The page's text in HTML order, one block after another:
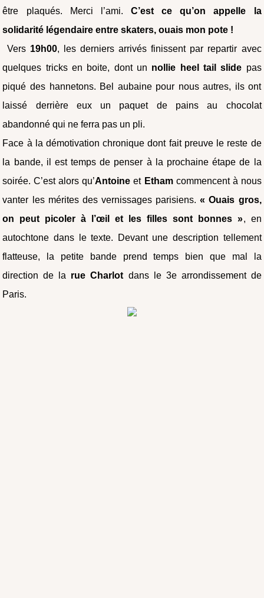
être plaqués. Merci l’ami. C’est ce qu’on appelle la
solidarité légendaire entre skaters, ouais mon pote !
Vers 19h00, les derniers arrivés finissent par repartir avec
quelques tricks en boite, dont un nollie heel tail slide pas
piqué des hannetons. Bel aubaine pour nous autres, ils ont
laissé derrière eux un paquet de pains au chocolat
abandonné qui ne ferra pas un pli.
Face à la démotivation chronique dont fait preuve le reste de
la bande, il est temps de penser à la prochaine étape de la
soirée. C’est alors qu’Antoine et Etham commencent à nous
vanter les mérites des vernissages parisiens.« Ouais gros,
on peut picoler à l’œil et les filles sont bonnes », en
autochtone dans le texte. Devant une description tellement
flatteuse, la petite bande prend temps bien que mal la
direction de la rue Charlot dans le 3e arrondissement de
Paris.